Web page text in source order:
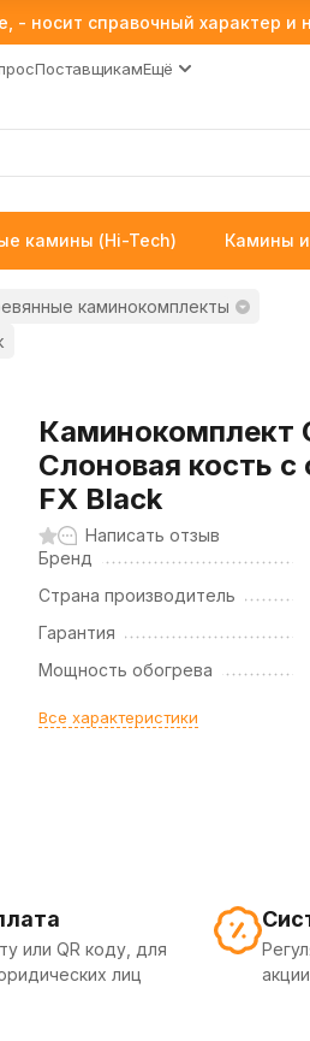
носит справочный характер
ПоставщикамЕщё
камины (Hi-Tech) Камины
каминокомплекты
Каминокомплект
Слоновая кость с
FX Black
Написать отзыв
Бренд
Страна производитель
Гарантия
Мощность обогрева
Все характеристики
или QR коду, для
лиц